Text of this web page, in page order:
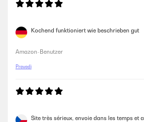
Kochend funktioniert wie beschrieben gut
Amazon-Benutzer
Prevedi
Site très sérieux, envoie dans les temps et